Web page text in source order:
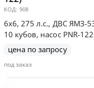
КОД: 908
6х6, 275 л.с., ДВС ЯМЗ-
10 кубов, насос PNR-122
цена по запросу
под заказ